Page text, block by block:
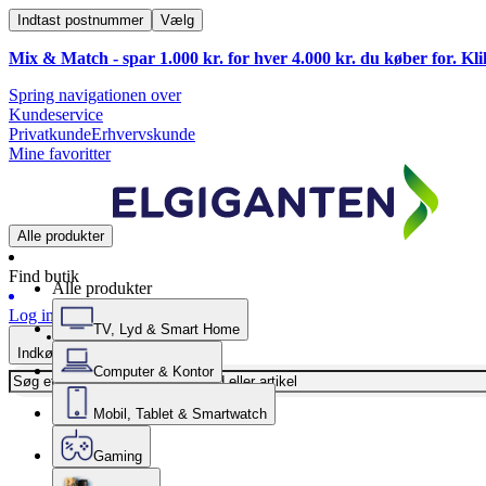
Indtast postnummer Vælg
Mix & Match - spar 1.000 kr. for hver 4.000 kr. du køber for.
Spring navigationen over
Kundeservice
PrivatkundeErhvervskunde
Mine favoritter
Alle produkter
Find butik
Log ind
Indkøbskurv
Alle produkter
TV, Lyd & Smart Home
Computer & Kontor
Mobil, Tablet & Smartwatch
Gaming